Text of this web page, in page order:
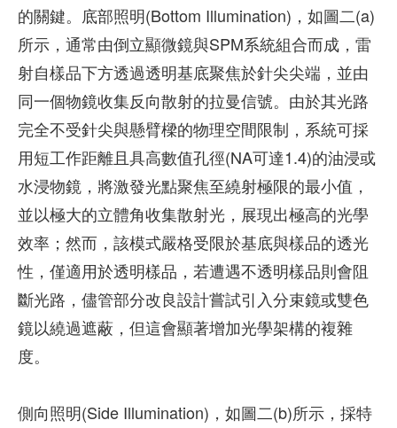
的關鍵。底部照明(Bottom Illumination)，如圖二(a)
所示，通常由倒立顯微鏡與SPM系統組合而成，雷
射自樣品下方透過透明基底聚焦於針尖尖端，並由
同一個物鏡收集反向散射的拉曼信號。由於其光路
完全不受針尖與懸臂樑的物理空間限制，系統可採
用短工作距離且具高數值孔徑(NA可達1.4)的油浸或
水浸物鏡，將激發光點聚焦至繞射極限的最小值，
並以極大的立體角收集散射光，展現出極高的光學
效率；然而，該模式嚴格受限於基底與樣品的透光
性，僅適用於透明樣品，若遭遇不透明樣品則會阻
斷光路，儘管部分改良設計嘗試引入分束鏡或雙色
鏡以繞過遮蔽，但這會顯著增加光學架構的複雜
度。
側向照明(Side Illumination)，如圖二(b)所示，採特